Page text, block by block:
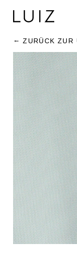
ZURÜCK ZUR